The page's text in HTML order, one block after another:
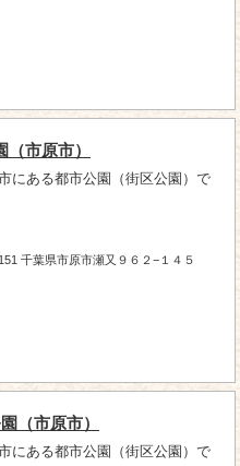
（市原市）
にある都市公園（街区公園）で
千葉県市原市瀬又９６２−１４５
（市原市）
にある都市公園（街区公園）で